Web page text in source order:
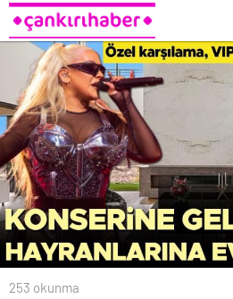
karşılama ve VIP biletler de dahil!
253 okunma